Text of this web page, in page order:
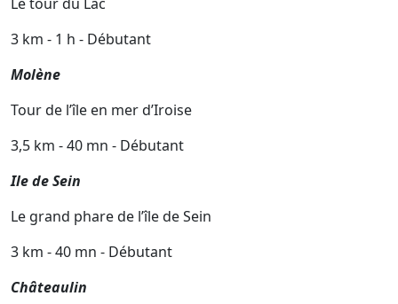
3 km - 1 h - Débutant
Molène
Tour de l’île en mer d’Iroise
3,5 km - 40 mn - Débutant
Ile de Sein
Le grand phare de l’île de Sein
3 km - 40 mn - Débutant
Châteaulin